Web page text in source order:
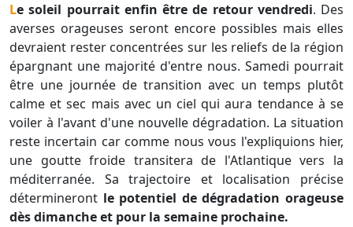
Le soleil pourrait enfin être de retour vendredi. Des
averses orageuses seront encore possibles mais elles
devraient rester concentrées sur les reliefs de la région
épargnant une majorité d'entre nous. Samedi pourrait
être une journée de transition avec un temps plutôt
calme et sec mais avec un ciel qui aura tendance à se
voiler à l'avant d'une nouvelle dégradation. La situation
reste incertain car comme nous vous l'expliquions hier,
une goutte froide transitera de l'Atlantique vers la
méditerranée. Sa trajectoire et localisation précise
détermineront le potentiel de dégradation orageuse
dès dimanche et pour la semaine prochaine.